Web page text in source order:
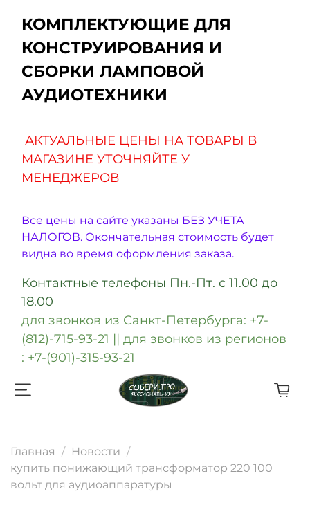
КОМПЛЕКТУЮЩИЕ ДЛЯ
КОНСТРУИРОВАНИЯ И
СБОРКИ ЛАМПОВОЙ
АУДИОТЕХНИКИ
АКТУАЛЬНЫЕ ЦЕНЫ НА ТОВАРЫ В
МАГАЗИНЕ УТОЧНЯЙТЕ У
МЕНЕДЖЕРОВ
Все цены на сайте указаны БЕЗ УЧЕТА
НАЛОГОВ. Окончательная стоимость будет
видна во время оформления заказа.
Контактные телефоны Пн.-Пт. с 11.00 до
18.00
для звонков из Санкт-Петербурга: +7-
(812)-715-93-21 || для звонков из регионов
: +7-(901)-315-93-21
Главная
Новости
купить понижающий трансформатор 220 100
вольт для аудиоаппаратуры